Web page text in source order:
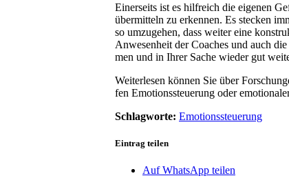
Einer­seits ist es hilf­reich die eige­nen
über­mit­teln zu erken­nen. Es ste­cken
so umzu­ge­hen, dass wei­ter eine
Anwe­sen­heit der Coa­ches und auch
men und in Ihrer Sache wie­der gut
Wei­ter­le­sen kön­nen Sie über
fen Emo­ti­ons­steue­rung oder
Schlagworte: Emotionssteuerung
Eintrag teilen
Auf WhatsApp teilen